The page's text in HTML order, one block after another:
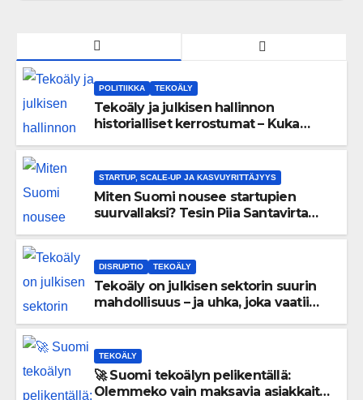
POLITIIKKA TEKOÄLY
Tekoäly ja julkisen hallinnon
historialliset kerrostumat – Kuka
STARTUP, SCALE-UP JA KASVUYRITTÄJYYS
Miten Suomi nousee startupien
suurvallaksi? Tesin Piia Santavirta
DISRUPTIO TEKOÄLY
Tekoäly on julkisen sektorin suurin
mahdollisuus – ja uhka, joka vaatii
TEKOÄLY
🚀 Suomi tekoälyn pelikentällä:
Olemmeko vain maksavia asiakkaita